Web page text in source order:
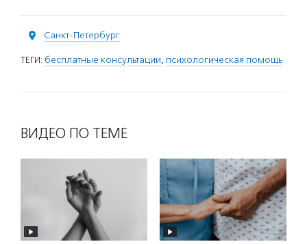
Санкт-Петербург
ТЕГИ: бесплатные консультации, психологическая помощь
ВИДЕО ПО ТЕМЕ